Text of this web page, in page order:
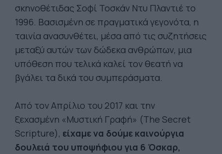
σκηνοθέτιδας Σοφί Τοσκάν Ντυ Πλαντιέ το
1996. Βασισμένη σε πραγματικά γεγονότα, η
ταινία ανασυνθέτει, μέσα από τις συζητήσεις
μεταξύ αυτών των δώδεκα ανθρώπων, μια
υπόθεση που τελικά καλεί τον θεατή να
βγάλει τα δικά του συμπεράσματα.
Από τον Απρίλιο του 2017 και την
ξεχασμένη «Μυστική Γραφή» (The Secret
Scripture), είχαμε να δούμε καινούργια
δουλειά του υποψήφιου για 6 Όσκαρ,